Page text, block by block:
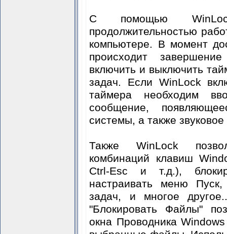
С помощью
продолжительностью
компьютере. В момент
происходит
включить и выключить
задач. Если WinLock
таймера необходим
сообщение,
системы, а также
Также WinLock
комбинаций клавиш
Ctrl-Esc и т.д.),
настраивать меню
задач, и многое
"Блокировать Файлы"
окна Проводника